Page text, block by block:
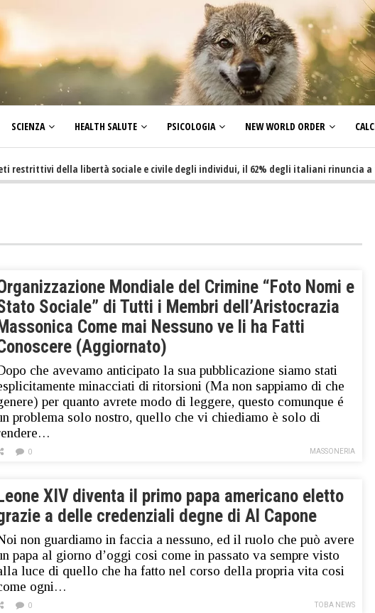
SCIENZA HEALTH SALUTE PSICOLOGIA NEW WORLD ORDER
della libertà sociale e civile degli individui, il 62% degli italiani rinuncia a fare
Mondiale del Crimine “Foto Nomi e
Sociale” di Tutti i Membri dell’Aristocrazia
Massonica Come mai Nessuno ve li ha Fatti
(Aggiornato)
che avevamo anticipato la sua pubblicazione siamo stati
minacciati di ritorsioni (Ma non sappiamo di che
per quanto avrete modo di leggere, questo comunque é
problema solo nostro, quello che vi chiediamo è solo di
MASSONERIA
0
Leone XIV diventa il primo papa americano eletto
a delle credenziali degne di Al Capone
non guardiamo in faccia a nessuno, ed il ruolo che può avere
papa al giorno d’oggi cosi come in passato va sempre visto
luce di quello che ha fatto nel corso della propria vita cosi
ogni…
TOBA NEWS
0